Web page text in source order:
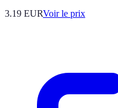
3.19 EURVoir le prix